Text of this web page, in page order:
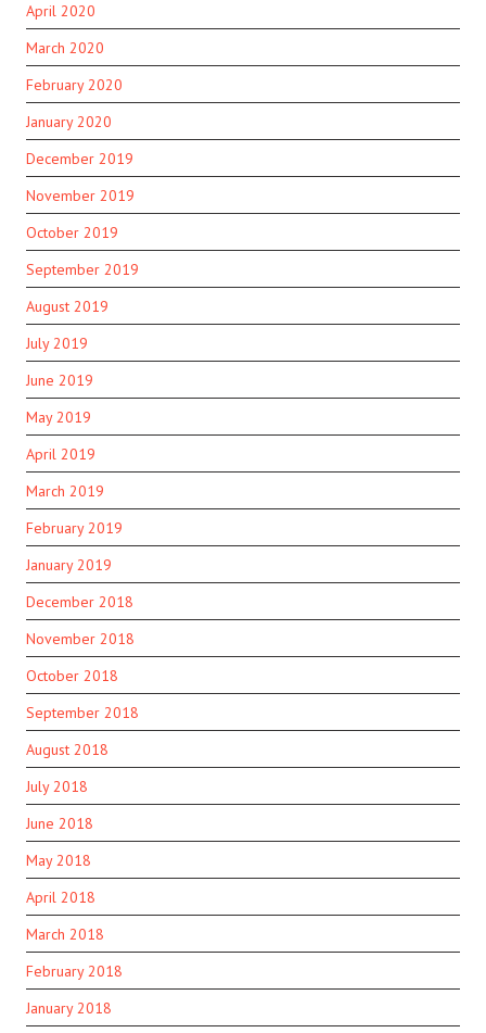
April 2020
March 2020
February 2020
January 2020
December 2019
November 2019
October 2019
September 2019
August 2019
July 2019
June 2019
May 2019
April 2019
March 2019
February 2019
January 2019
December 2018
November 2018
October 2018
September 2018
August 2018
July 2018
June 2018
May 2018
April 2018
March 2018
February 2018
January 2018